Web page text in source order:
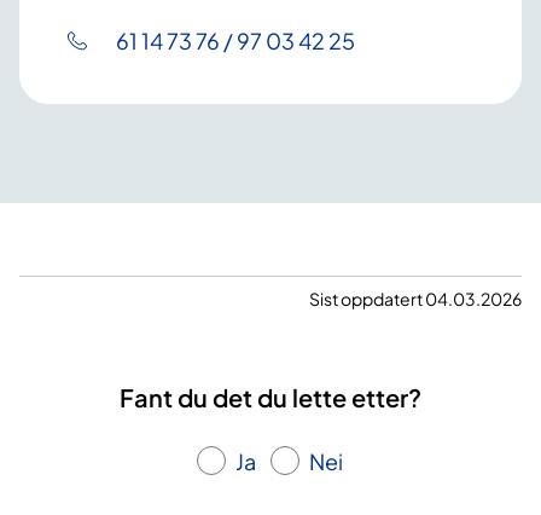
61 14 73 76 / 97 03 42 25
Sist oppdatert 04.03.2026
Fant du det du lette etter?
Ja Nei